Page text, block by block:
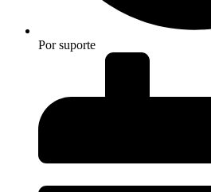
Porsuporte